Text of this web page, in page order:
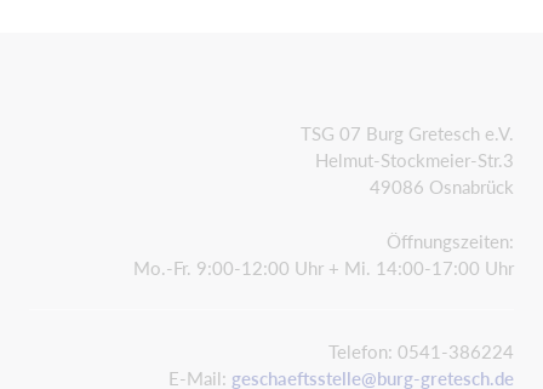
TSG 07 Burg Gretesch e.V.
Helmut-Stockmeier-Str.3
49086 Osnabrück
Öffnungszeiten:
Mo.-Fr. 9:00-12:00 Uhr + Mi. 14:00-17:00 Uhr
Telefon: 0541-386224
E-Mail: geschaeftsstelle@burg-gretesch.de